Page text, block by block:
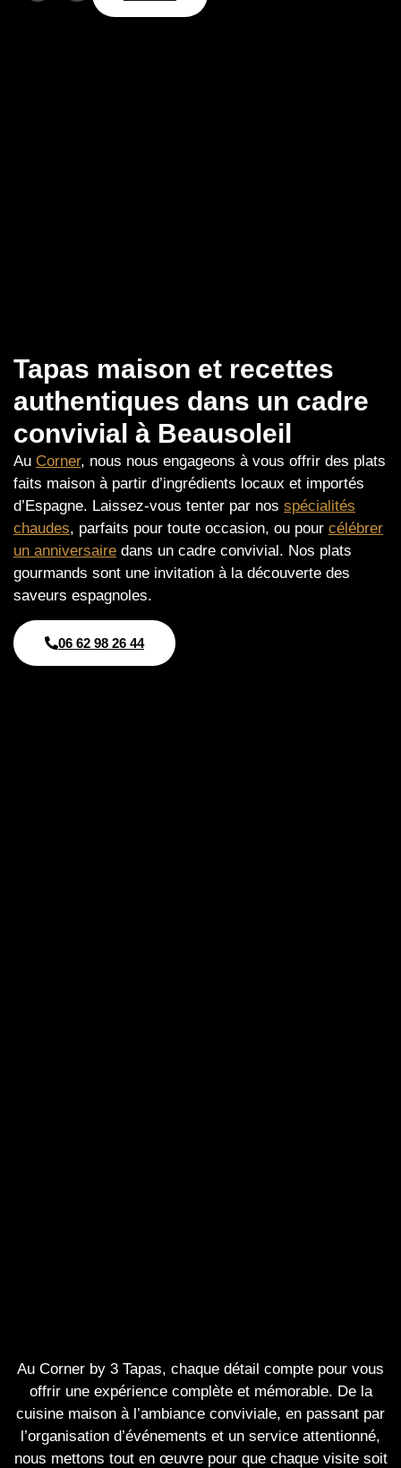
Tapas maison et recettes
authentiques dans un cadre
convivial à Beausoleil
Au Corner, nous nous engageons à vous offrir des plats
faits maison à partir d’ingrédients locaux et importés
d’Espagne. Laissez-vous tenter par nos spécialités
chaudes, parfaits pour toute occasion, ou pour célébrer
un anniversaire dans un cadre convivial. Nos plats
gourmands sont une invitation à la découverte des
saveurs espagnoles.
06 62 98 26 44
Au Corner by 3 Tapas, chaque détail compte pour vous
offrir une expérience complète et mémorable. De la
cuisine maison à l’ambiance conviviale, en passant par
l’organisation d’événements et un service attentionné,
nous mettons tout en œuvre pour que chaque visite soit